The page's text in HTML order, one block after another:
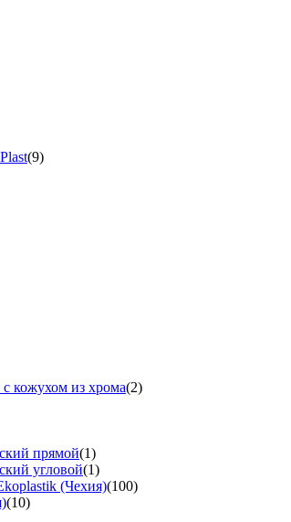
(9)
кожухом из хрома(2)
прямой(1)
угловой(1)
(Чехия)(100)
(10)